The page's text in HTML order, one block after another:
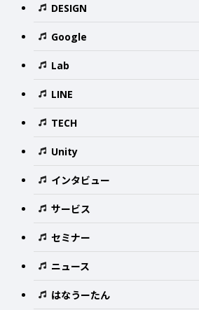
DESIGN
Google
Lab
LINE
TECH
Unity
インタビュー
サービス
セミナー
ニュース
はなうーたん